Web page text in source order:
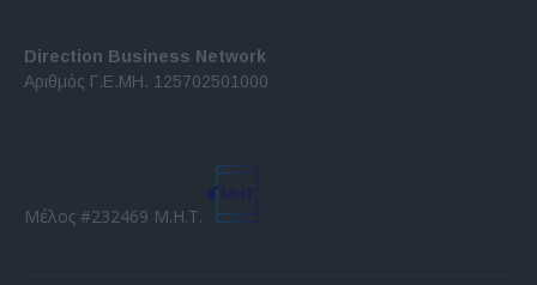
Direction Business Network
Αριθμός Γ.Ε.ΜΗ. 125702501000
Μέλος #232469 Μ.Η.Τ.